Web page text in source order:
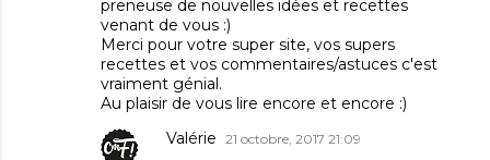
preneuse de nouvelles idées et recettes
venant de vous :)
Merci pour votre super site, vos supers
recettes et vos commentaires/astuces c'est
vraiment génial.
Au plaisir de vous lire encore et encore :)
Valérie 21 octobre, 2017 21:09